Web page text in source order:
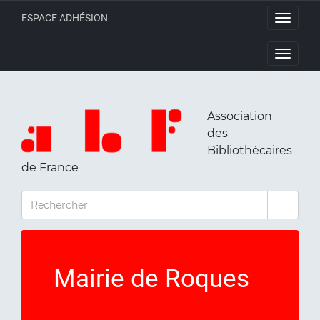
Toggle
ESPACE ADHÉSION
Toggle
Association
des
Bibliothécaires
de France
RECHERCHER
Mairie de Roques